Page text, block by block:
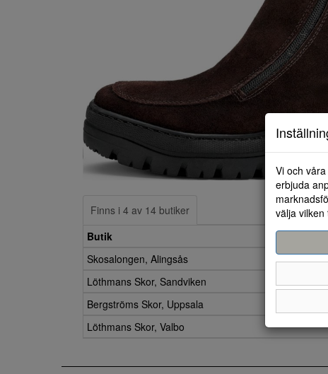
Finns i 4 av 14 butiker
Butik
Skosalongen, Alingsås
Löthmans Skor, Sandviken
Bergströms Skor, Uppsala
Löthmans Skor, Valbo
Vi och
erbjuda
välja vilken